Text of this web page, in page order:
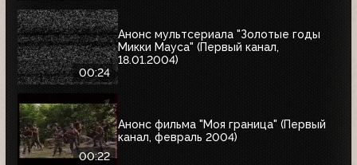
00:24
Анонс мультсериала "Золотые годы
Микки Мауса" (Первый канал,
18.01.2004)
00:22
Анонс фильма "Моя граница" (Первый
канал, февраль 2004)